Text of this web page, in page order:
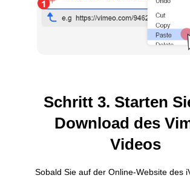
Schritt 3. Starten
Download des
Videos
Sobald Sie auf der Online-Website des